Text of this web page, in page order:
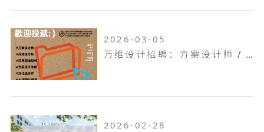
2026-03-05
万维设计招聘：方案设计师 / 方案设计助理...
2026-02-28